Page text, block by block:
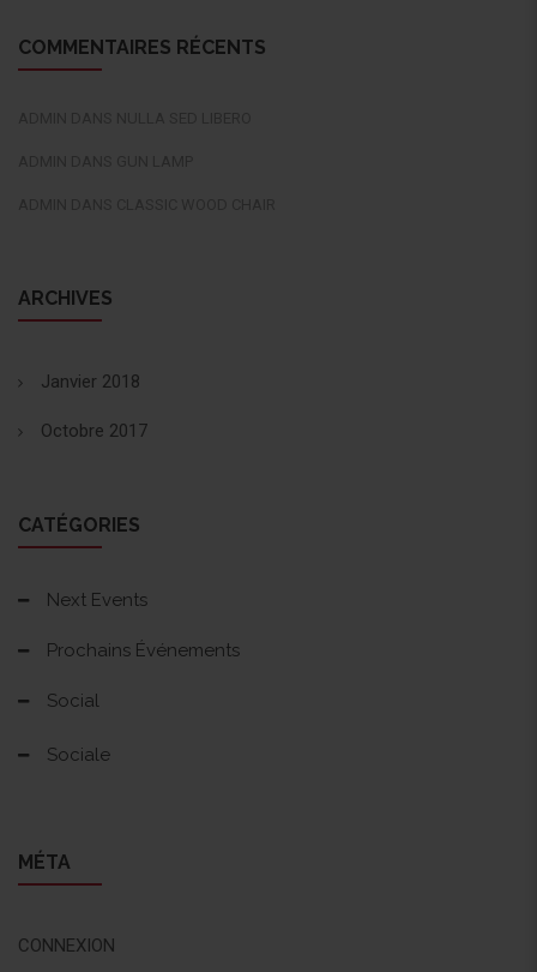
COMMENTAIRES RÉCENTS
ARCHIVES
Janvier 2018
Octobre 2017
CATÉGORIES
Next Events
Prochains Événements
Social
Sociale
MÉTA
CONNEXION